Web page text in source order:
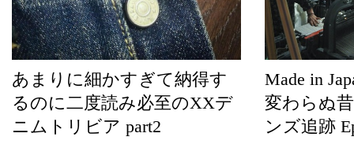
あまりに細かすぎて納得す
るのに二度読み必至のXXデ
ニムトリビア part2
Made in
変わらぬ
ンズ追跡